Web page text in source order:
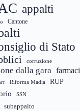
appalti
Cantone
di Stato
corruzione
dalla gara farmaci
Riforma Madia RUP
SSN
subappalto